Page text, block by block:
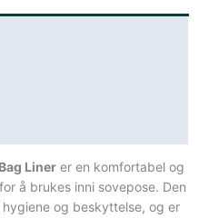
Liner er en komfortabel og
å brukes inni sovepose. Den
og beskyttelse, og er